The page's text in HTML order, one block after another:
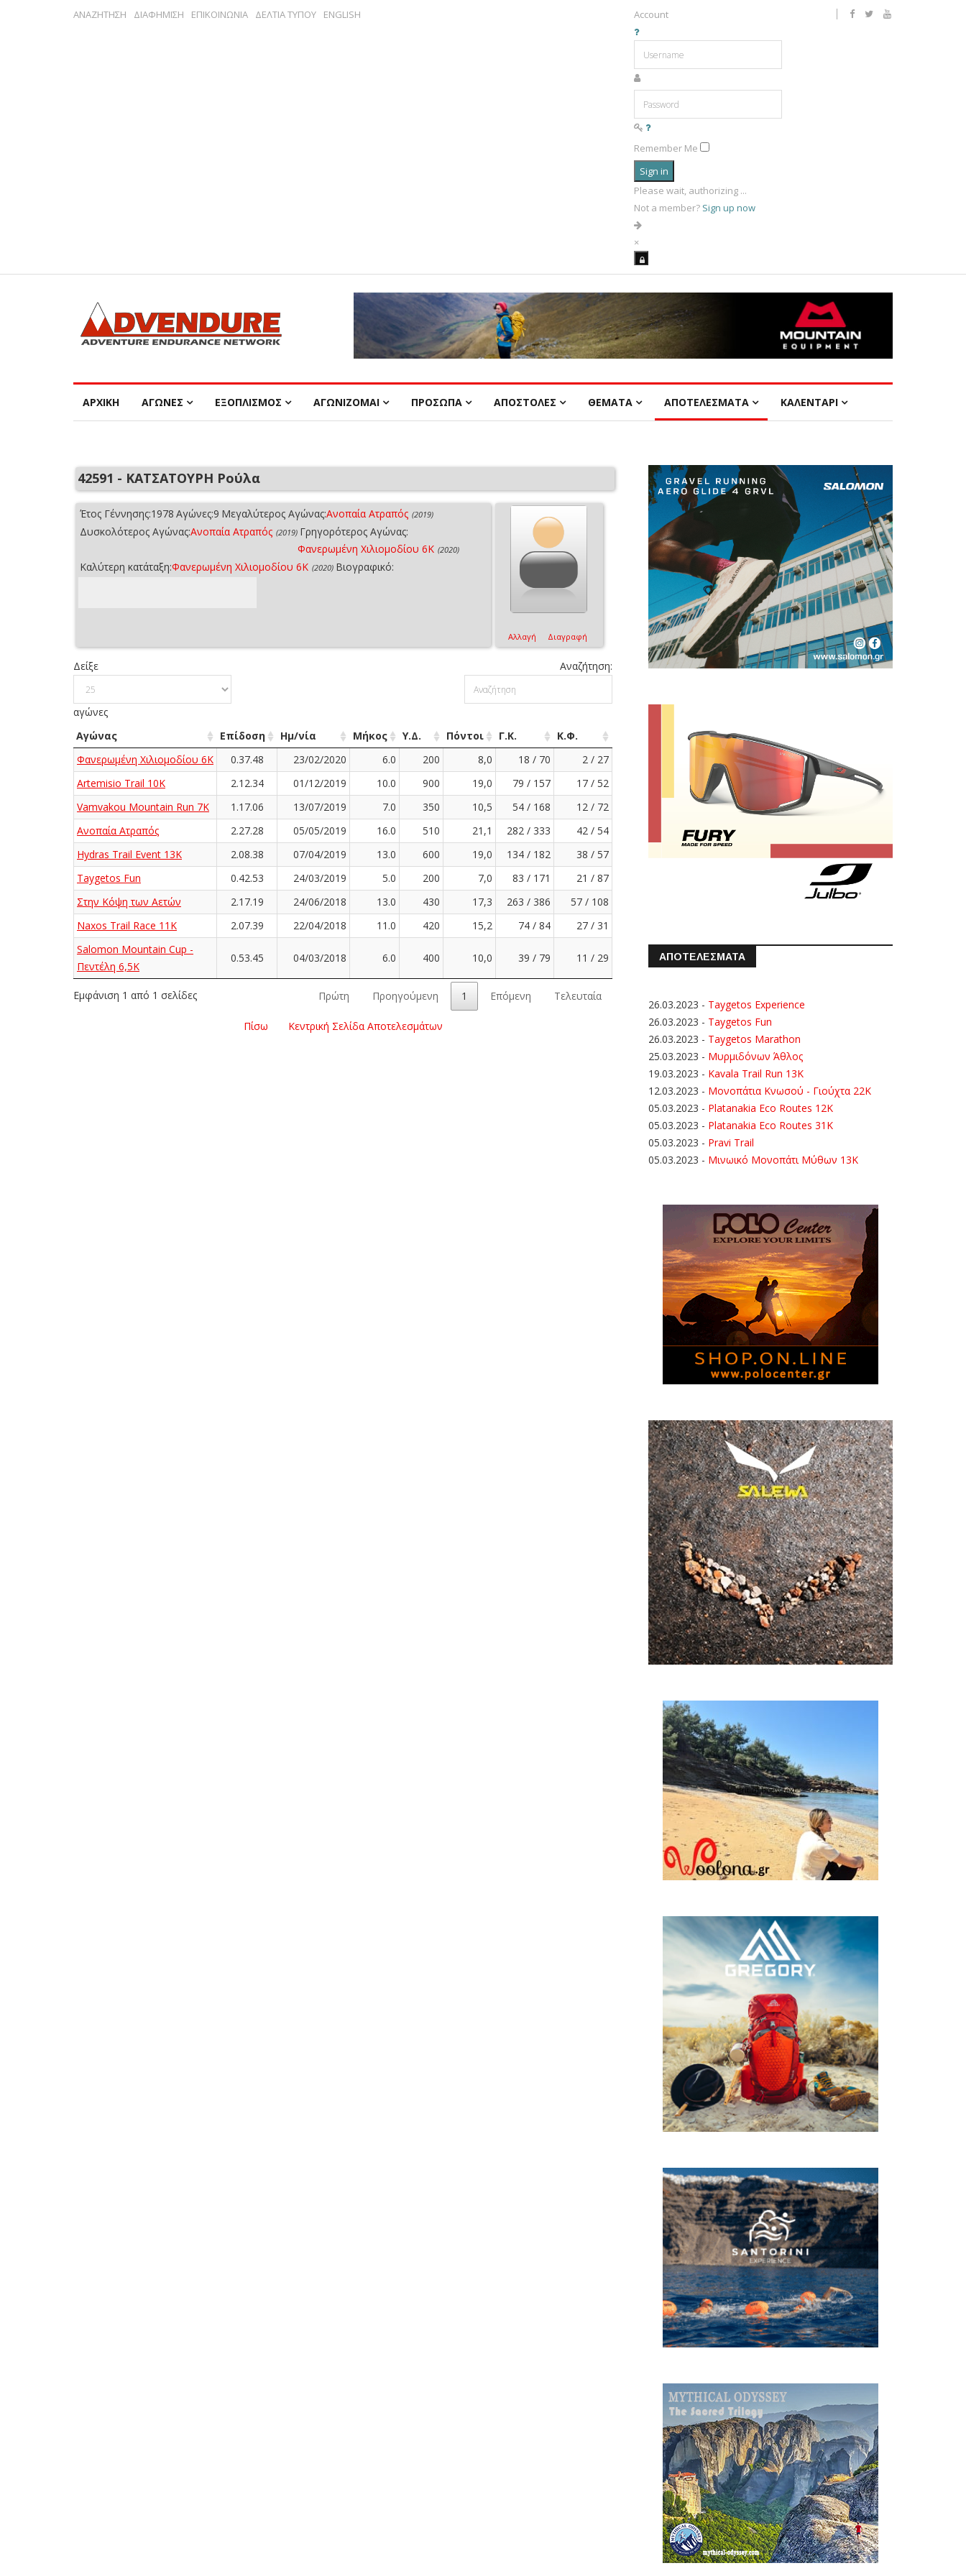
ΑΝΑΖΗΤΗΣΗ ΔΙΑΦΗΜΙΣΗ ΕΠΙΚΟΙΝΩΝΙΑ ΔΕΛΤΙΑ ΤΥΠΟΥ ENGLISH Account
Remember Me
Sign in
Please wait, authorizing ...
Not a member? Sign up now
×
ΑΡΧΙΚΗ ΑΓΩΝΕΣ ΕΞΟΠΛΙΣΜΟΣ ΑΓΩΝΙΖΟΜΑΙ ΠΡΟΣΩΠΑ ΑΠΟΣΤΟΛΕΣ ΘΕΜΑΤΑ ΑΠΟΤΕΛΕΣΜΑΤΑ ΚΑΛΕΝΤΑΡΙ
42591 - ΚΑΤΣΑΤΟΥΡΗ Ρούλα
Έτος Γέννησης:1978 Αγώνες:9 Μεγαλύτερος Αγώνας:Ανοπαία Ατραπός (2019)
Δυσκολότερος Αγώνας:Ανοπαία Ατραπός (2019) Γρηγορότερος Αγώνας:
Φανερωμένη Χιλιομοδίου 6Κ (2020)
Καλύτερη κατάταξη:Φανερωμένη Χιλιομοδίου 6Κ (2020) Βιογραφικό:
Αλλαγή Διαγραφή
Δείξε
αγώνες
Αναζήτηση:
Αγώνας Επίδοση Ημ/νία Μήκος Υ.Δ. Πόντοι Γ.Κ.
Κ.Φ.
Φανερωμένη Χιλιομοδίου 6Κ
0.37.48 23/02/2020 6.0 200 8,0 18 / 70
2 / 27
Artemisio Trail 10K
2.12.34 01/12/2019 10.0 900 19,0 79 / 157
17 / 52
Vamvakou Mountain Run 7K
1.17.06 13/07/2019 7.0 350 10,5 54 / 168
12 / 72
Ανοπαία Ατραπός
2.27.28 05/05/2019 16.0 510 21,1 282 / 333
42 / 54
Hydras Trail Event 13K
2.08.38 07/04/2019 13.0 600 19,0 134 / 182
38 / 57
Taygetos Fun
0.42.53 24/03/2019 5.0 200 7,0 83 / 171
21 / 87
Στην Κόψη των Αετών
2.17.19 24/06/2018 13.0 430 17,3 263 / 386
57 / 108
Naxos Trail Race 11K
2.07.39 22/04/2018 11.0 420 15,2 74 / 84
27 / 31
Salomon Mountain Cup -
Πεντέλη 6,5Κ
0.53.45 04/03/2018 6.0 400 10,0 39 / 79 11 / 29
Εμφάνιση 1 από 1 σελίδες Πρώτη Προηγούμενη 1 Επόμενη Τελευταία
Πίσω Κεντρική Σελίδα Αποτελεσμάτων
ΑΠΟΤΕΛΕΣΜΑΤΑ
26.03.2023 - Taygetos Experience
26.03.2023 - Taygetos Fun
26.03.2023 - Taygetos Marathon
25.03.2023 - Μυρμιδόνων Άθλος
19.03.2023 - Kavala Trail Run 13K
12.03.2023 - Μονοπάτια Κνωσού - Γιούχτα 22Κ
05.03.2023 - Platanakia Eco Routes 12K
05.03.2023 - Platanakia Eco Routes 31K
05.03.2023 - Pravi Trail
05.03.2023 - Μινωικό Μονοπάτι Μύθων 13Κ